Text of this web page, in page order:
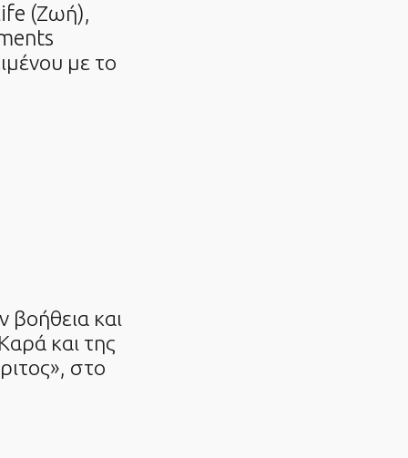
(Ζωή),
με το
και
και της
στο